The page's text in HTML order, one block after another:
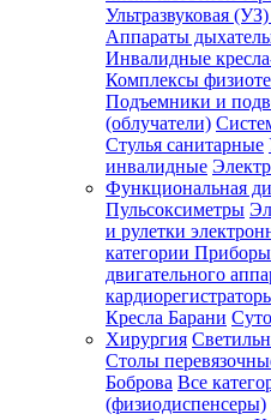
Ультразвуковая
Аппараты
Инвалидные
Комплексы
Подъемники и
(облучатели)
Стулья санитарные
инвалидные
Функциональная
Пульсоксиметры
и рулетки
категории Приборы
двигательного
Кресла Барани
Хирургия
Столы
Боброва Все
(физиодиспенсеры)